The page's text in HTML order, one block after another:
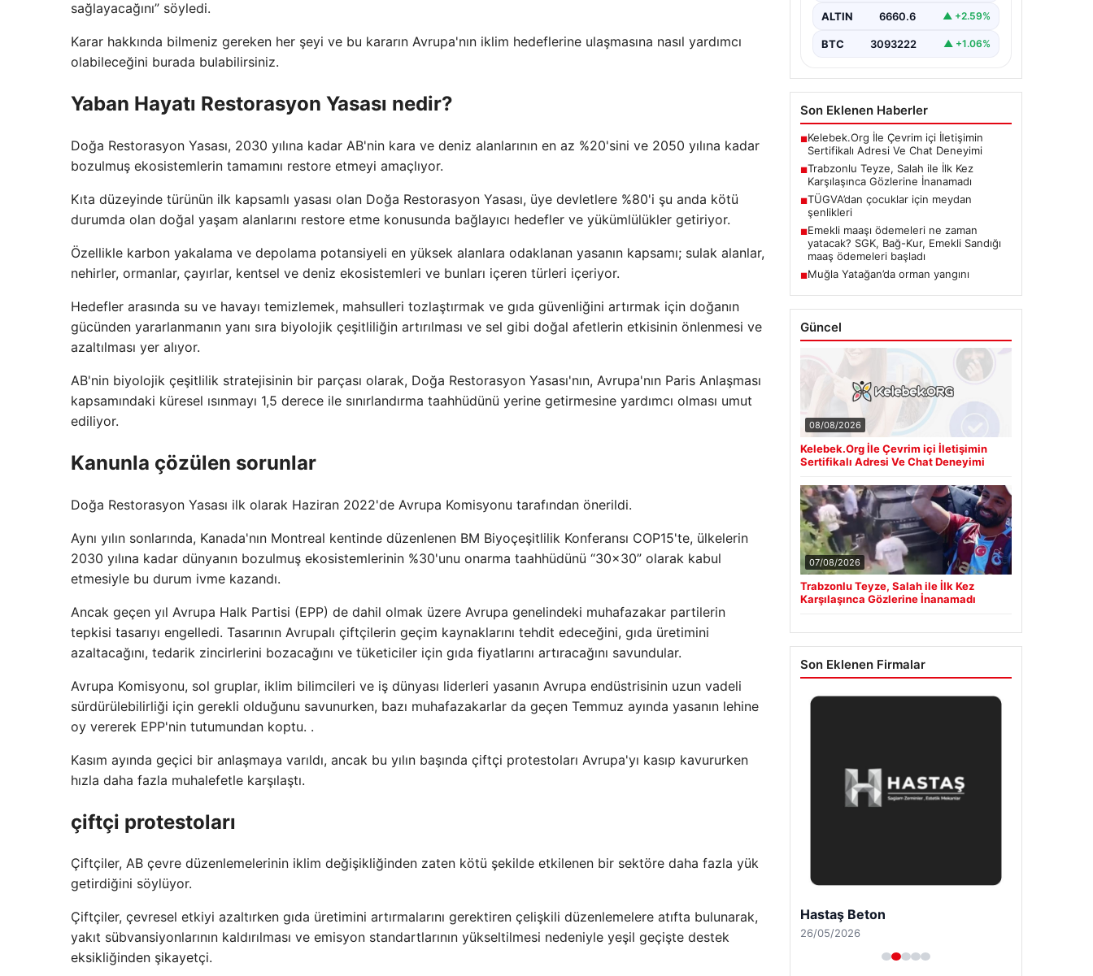
sağlayacağını” söyledi.
Karar hakkında bilmeniz gereken her şeyi ve bu kararın Avrupa'nın iklim hedeflerine ulaşmasına nasıl yardımcı
olabileceğini burada bulabilirsiniz.
Yaban Hayatı Restorasyon Yasası nedir?
Doğa Restorasyon Yasası, 2030 yılına kadar AB'nin kara ve deniz alanlarının en az %20'sini ve 2050 yılına kadar
bozulmuş ekosistemlerin tamamını restore etmeyi amaçlıyor.
Kıta düzeyinde türünün ilk kapsamlı yasası olan Doğa Restorasyon Yasası, üye devletlere %80'i şu anda kötü
durumda olan doğal yaşam alanlarını restore etme konusunda bağlayıcı hedefler ve yükümlülükler getiriyor.
Özellikle karbon yakalama ve depolama potansiyeli en yüksek alanlara odaklanan yasanın kapsamı; sulak alanlar,
nehirler, ormanlar, çayırlar, kentsel ve deniz ekosistemleri ve bunları içeren türleri içeriyor.
Hedefler arasında su ve havayı temizlemek, mahsulleri tozlaştırmak ve gıda güvenliğini artırmak için doğanın
gücünden yararlanmanın yanı sıra biyolojik çeşitliliğin artırılması ve sel gibi doğal afetlerin etkisinin önlenmesi ve
azaltılması yer alıyor.
AB'nin biyolojik çeşitlilik stratejisinin bir parçası olarak, Doğa Restorasyon Yasası'nın, Avrupa'nın Paris Anlaşması
kapsamındaki küresel ısınmayı 1,5 derece ile sınırlandırma taahhüdünü yerine getirmesine yardımcı olması umut
ediliyor.
Kanunla çözülen sorunlar
Doğa Restorasyon Yasası ilk olarak Haziran 2022'de Avrupa Komisyonu tarafından önerildi.
Aynı yılın sonlarında, Kanada'nın Montreal kentinde düzenlenen BM Biyoçeşitlilik Konferansı COP15'te, ülkelerin
2030 yılına kadar dünyanın bozulmuş ekosistemlerinin %30'unu onarma taahhüdünü “30×30” olarak kabul
etmesiyle bu durum ivme kazandı.
Ancak geçen yıl Avrupa Halk Partisi (EPP) de dahil olmak üzere Avrupa genelindeki muhafazakar partilerin
tepkisi tasarıyı engelledi. Tasarının Avrupalı ​​çiftçilerin geçim kaynaklarını tehdit edeceğini, gıda üretimini
azaltacağını, tedarik zincirlerini bozacağını ve tüketiciler için gıda fiyatlarını artıracağını savundular.
Avrupa Komisyonu, sol gruplar, iklim bilimcileri ve iş dünyası liderleri yasanın Avrupa endüstrisinin uzun vadeli
sürdürülebilirliği için gerekli olduğunu savunurken, bazı muhafazakarlar da geçen Temmuz ayında yasanın lehine
oy vererek EPP'nin tutumundan koptu. .
Kasım ayında geçici bir anlaşmaya varıldı, ancak bu yılın başında çiftçi protestoları Avrupa'yı kasıp kavururken
hızla daha fazla muhalefetle karşılaştı.
çiftçi protestoları
Çiftçiler, AB çevre düzenlemelerinin iklim değişikliğinden zaten kötü şekilde etkilenen bir sektöre daha fazla yük
getirdiğini söylüyor.
Çiftçiler, çevresel etkiyi azaltırken gıda üretimini artırmalarını gerektiren çelişkili düzenlemelere atıfta bulunarak,
yakıt sübvansiyonlarının kaldırılması ve emisyon standartlarının yükseltilmesi nedeniyle yeşil geçişte destek
eksikliğinden şikayetçi.
ALTIN 6660.6 ▲ +2.59%
BTC 3093222 ▲ +1.06%
Son Eklenen Haberler
■Kelebek.Org İle Çevrim içi İletişimin
Sertifikalı Adresi Ve Chat Deneyimi
■Trabzonlu Teyze, Salah ile İlk Kez
Karşılaşınca Gözlerine İnanamadı
■TÜGVA’dan çocuklar için meydan
şenlikleri
■Emekli maaşı ödemeleri ne zaman
yatacak? SGK, Bağ-Kur, Emekli Sandığı
maaş ödemeleri başladı
■Muğla Yatağan’da orman yangını
Güncel
08/08/2026
Kelebek.Org İle Çevrim içi İletişimin
Sertifikalı Adresi Ve Chat Deneyimi
07/08/2026
Trabzonlu Teyze, Salah ile İlk Kez
Karşılaşınca Gözlerine İnanamadı
Son Eklenen Firmalar
Hastaş Beton
26/05/2026